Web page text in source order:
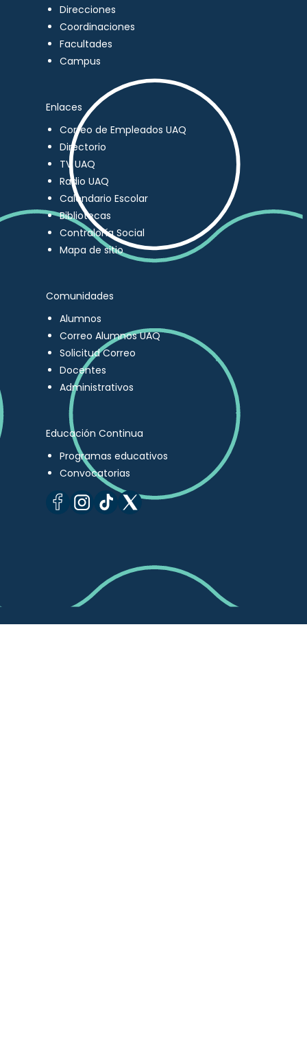
Direcciones
Coordinaciones
Facultades
Campus
Enlaces
Correo de Empleados UAQ
Directorio
TV UAQ
Radio UAQ
Calendario Escolar
Bibliotecas
Contraloría Social
Mapa de sitio
Comunidades
Alumnos
Correo Alumnos UAQ
Solicitud Correo
Docentes
Administrativos
Educación Continua
Programas educativos
Convocatorias